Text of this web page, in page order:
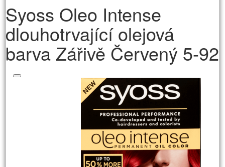
Syoss Oleo Intense
dlouhotrvající olejová
barva Zářivě Červený 5-92